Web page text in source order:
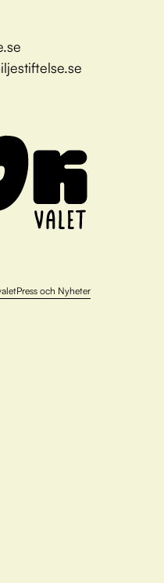
Press och Nyheter